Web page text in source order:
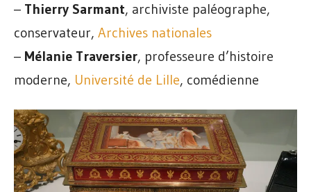
– Thierry Sarmant, archiviste paléographe,
conservateur, Archives nationales
– Mélanie Traversier, professeure d’histoire
moderne, Université de Lille, comédienne